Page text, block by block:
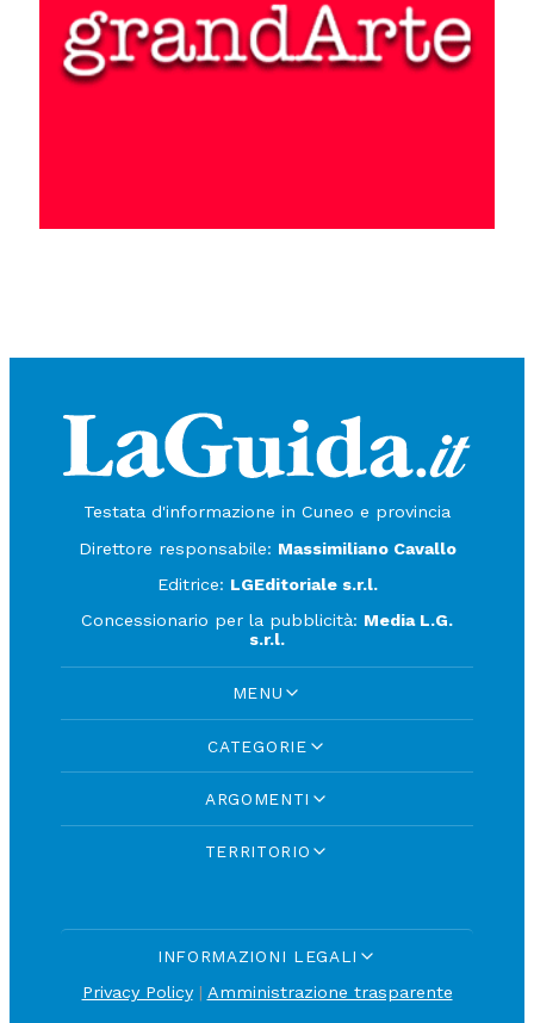
Testata d'informazione in Cuneo e provincia
Direttore responsabile: Massimiliano Cavallo
Editrice: LGEditoriale s.r.l.
Concessionario per la pubblicità: Media L.G.
s.r.l.
MENU
CATEGORIE
ARGOMENTI
TERRITORIO
INFORMAZIONI LEGALI
Privacy Policy| Amministrazione trasparente